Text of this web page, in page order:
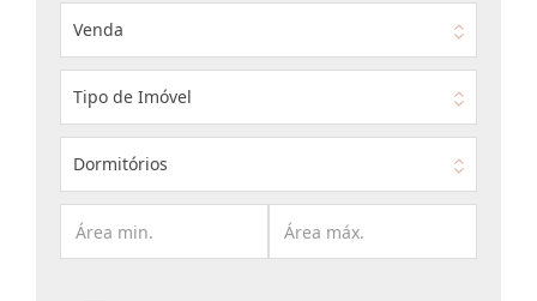
Venda
Tipo de Imóvel
Dormitórios